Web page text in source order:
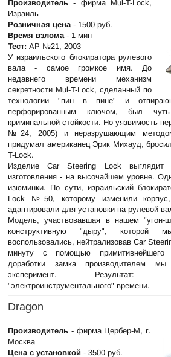
Производитель - фирма Mul-T-Lock,
Израиль
Розничная цена - 1500 руб.
Время взлома - 1 мин
Тест: АР №21, 2003
У израильского блокиратора рулевого
вала - самое громкое имя. До
недавнего времени механизм
секретности Mul-T-Lock, сделанный по
технологии "пин в пине" и
перфорированным ключом, был
криминальной стойкости. Но уязвимость
№24, 2005) и неразрушающим
придумал американец Эрик Михауд,
T-Lock.
Изделие Car Steering Lock выглядит
изготовления - на высочайшем уровне.
изюминки. По сути, израильский
Lock №50, которому изменили
адаптировали для установки на рулевой
Модель, участвовавшая в нашем "угон-
конструктивную "дыру", которой
воспользовались, нейтрализовав Car
минуту с помощью примитивнейшего
доработки замка производителем
эксперимент.
"электроинструментального" времени.
Dragon
Производитель - фирма Цербер-М, г.
Москва
Цена с установкой - 3500 руб.